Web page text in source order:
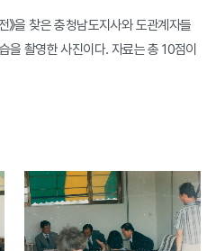
》을 찾은 충청남도지사와 도관계자들
을 촬영한 사진이다. 자료는 총 10점이